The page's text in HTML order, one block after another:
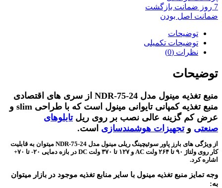
7 روز ضمانت بازگشت
ضمانت اصل بودن
توضیحات
توضیحات تکمیلی
نظرات (0)
توضیحات
منبع تغذیه مینول مدل NDR-75-24 از سری های اقتصادی
منبع تغذیه کمپانی تایوانی مینول است که با طراحی slim و
عرض کم گزینه عالی نصب بر روی ریلتابلوهای
صنعتی وتجهیزات هوشمندسازی است.
از ویژگی های بارز پاور سوئیچینگ ریلی مینول مدل NDR-75-24 میتوان به قابلیت
کار روی ولتاژ ۹۰ تا ۲۶۴ ولت AC و ۱۲۷ تا ۳۷۰ ولت DC در بازه دمایی ۲۰- تا ۷۰+
اشاره کرد.
وجه تمایز منبع تغذیه مینول با سایر منابع تغذیه موجود در بازار میتوان
به: